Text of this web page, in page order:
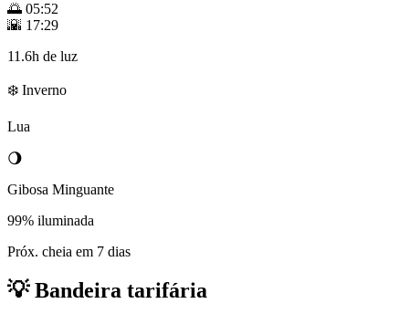
🌅 05:52
🌇 17:29
11.6h de luz
❄️ Inverno
Lua
🌖
Gibosa Minguante
99% iluminada
Próx. cheia em 7 dias
💡Bandeira tarifária